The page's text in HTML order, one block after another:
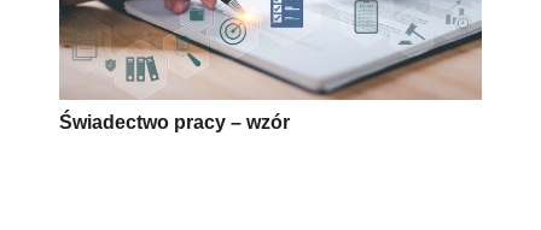
Świadectwo pracy – wzór